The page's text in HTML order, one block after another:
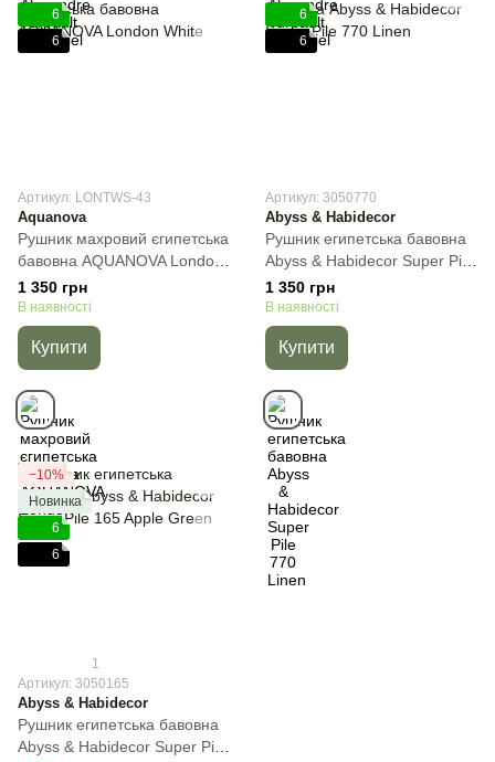
6
6
Артикул: LONTWS-43
Aquanova
Рушник махровий єгипетська
бавовна AQUANOVA London
White, Білий, 55х100 см, Для
обличчя
1 350 грн
В наявності
Купити
6
6
Артикул: 3050770
Abyss & Habidecor
Рушник египетська бавовна
Abyss & Habidecor Super Pile
770 Linen, Бежевий, 30х50
см, Для рук
1 350 грн
В наявності
Купити
−10%
Новинка
6
6
1
Артикул: 3050165
Abyss & Habidecor
Рушник египетська бавовна
Abyss & Habidecor Super Pile